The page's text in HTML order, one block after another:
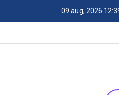
09 aug, 2026